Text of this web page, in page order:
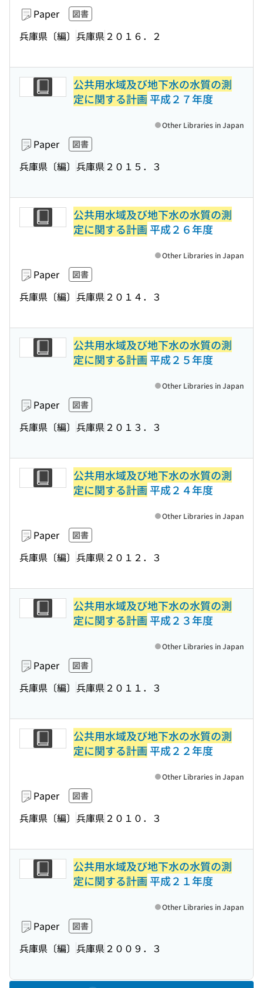
Paper 図書
兵庫県〔編〕 兵庫県 ２０１６．２
公共用水域及び地下水の水質の測
定に関する計画平成２７年度
Paper 図書
兵庫県〔編〕 兵庫県 ２０１５．３
Other Libraries in Japan
公共用水域及び地下水の水質の測
定に関する計画平成２６年度
Paper 図書
兵庫県〔編〕 兵庫県 ２０１４．３
Other Libraries in Japan
公共用水域及び地下水の水質の測
定に関する計画平成２５年度
Paper 図書
兵庫県〔編〕 兵庫県 ２０１３．３
Other Libraries in Japan
公共用水域及び地下水の水質の測
定に関する計画平成２４年度
Paper 図書
兵庫県〔編〕 兵庫県 ２０１２．３
Other Libraries in Japan
公共用水域及び地下水の水質の測
定に関する計画平成２３年度
Paper 図書
兵庫県〔編〕 兵庫県 ２０１１．３
Other Libraries in Japan
公共用水域及び地下水の水質の測
定に関する計画平成２２年度
Paper 図書
兵庫県〔編〕 兵庫県 ２０１０．３
Other Libraries in Japan
公共用水域及び地下水の水質の測
定に関する計画平成２１年度
Paper 図書
兵庫県〔編〕 兵庫県 ２００９．３
Other Libraries in Japan